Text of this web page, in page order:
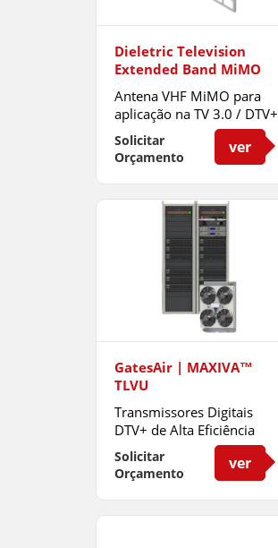
Dieletric Television
Extended Band MiMO
Antena VHF MiMO para
aplicação na TV 3.0 / DTV+
Solicitar
Orçamento
ver
GatesAir | MAXIVA™
TLVU
Transmissores Digitais
DTV+ de Alta Eficiência
com Resfriamento a
Líquido
Solicitar
Orçamento
ver